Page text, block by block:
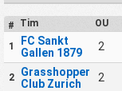
# Tim OU
1
FC Sankt
Gallen 1879
2
2
Grasshopper
Club Zurich
2